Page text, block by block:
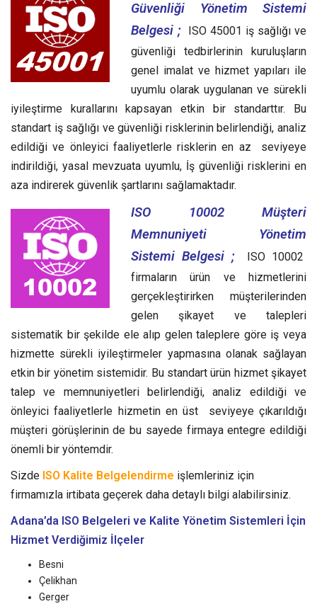
Güvenliği Yönetim Sistemi
Belgesi ;
ISO 45001 iş sağlığı ve
güvenliği tedbirlerinin kuruluşların
genel imalat ve hizmet yapıları ile
uyumlu olarak uygulanan ve sürekli
iyileştirme kurallarını kapsayan etkin bir standarttır.
Bu
standart iş sağlığı ve güvenliği risklerinin belirlendiği, analiz
edildiği ve önleyici faaliyetlerle risklerin en az seviyeye
indirildiği, yasal mevzuata uyumlu, İş güvenliği risklerini en
aza indirerek güvenlik şartlarını sağlamaktadır.
ISO 10002 Müşteri
Memnuniyeti Yönetim
Sistemi Belgesi ;
ISO 10002
firmaların ürün ve hizmetlerini
gerçekleştirirken müşterilerinden
gelen şikayet ve talepleri
sistematik bir şekilde ele alıp gelen taleplere göre iş veya
hizmette sürekli iyileştirmeler yapmasına olanak sağlayan
etkin bir yönetim sistemidir. Bu standart ürün hizmet şikayet
talep ve memnuniyetleri belirlendiği, analiz edildiği ve
önleyici faaliyetlerle hizmetin en üst seviyeye çıkarıldığı
müşteri görüşlerinin de bu sayede firmaya entegre edildiği
önemli bir yöntemdir.
Sizde ISO Kalite Belgelendirme işlemleriniz için
firmamızla irtibata geçerek daha detaylı bilgi alabilirsiniz.
Adana’da ISO Belgeleri ve Kalite Yönetim Sistemleri İçin
Hizmet Verdiğimiz İlçeler
Besni
Çelikhan
Gerger